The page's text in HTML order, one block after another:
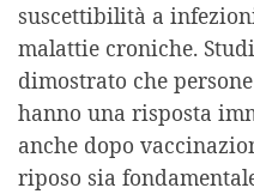
suscettibilità a
malattie croniche.
dimostrato che
hanno una risposta
anche dopo
riposo sia